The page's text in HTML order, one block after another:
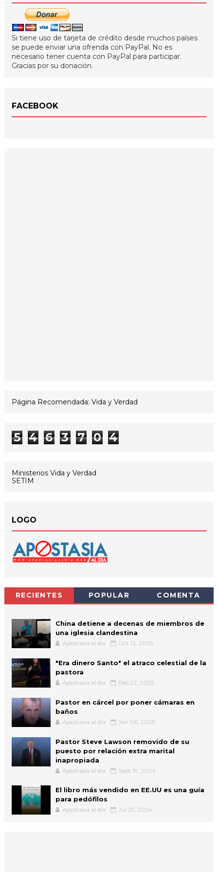
Si tiene uso de tarjeta de crédito desde muchos países
se puede enviar una ofrenda con PayPal. No es
necesario tener cuenta con PayPal para participar.
Gracias por su donación.
FACEBOOK
Página Recomendada: Vida y Verdad
5 4 6 3 7 0 4
Ministerios Vida y Verdad
SETIM
LOGO
RECIENTES POPULAR COMENTA
China detiene a decenas de miembros de
una iglesia clandestina
Apostasia al dia Oct 12, 2025
"Era dinero Santo" el atraco celestial de la
pastora
Apostasia al dia Feb 22, 2025
Pastor en cárcel por poner cámaras en
baños
Apostasia al dia Jan 06, 2025
Pastor Steve Lawson removido de su
puesto por relación extra marital
inapropiada
Apostasia al dia Sept 19, 2024
El libro más vendido en EE.UU es una guía
para pedófilos
Apostasia al dia Jul 25, 2024